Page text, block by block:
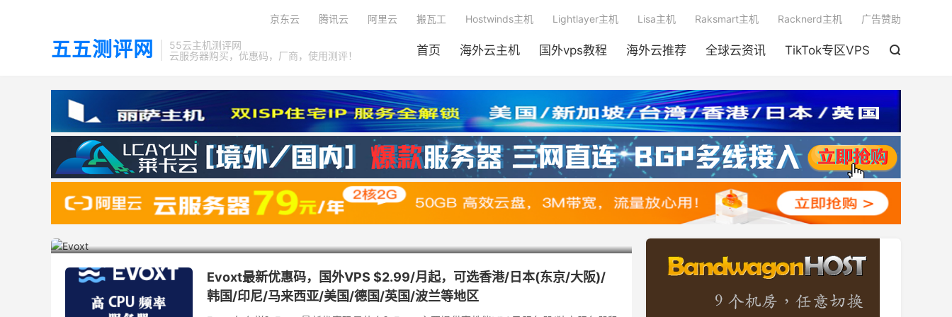
五五测评网
55云主机测评网
云服务器购买，优惠码，厂商，使用测评！
首页 海外云主机 国外vps教程 海外云推荐 全球云资讯 TikTok专区VPS 
京东云 腾讯云 阿里云 搬瓦工 Hostwinds主机 Lightlayer主机 Lisa主机 Raksmart主机 Racknerd主机 广告赞助
 8
Evoxt
Evoxt最新优惠码，国外VPS $2.99/月起，可选香港/日本(东京/大阪)/
韩国/印尼/马来西亚/美国/德国/英国/波兰等地区